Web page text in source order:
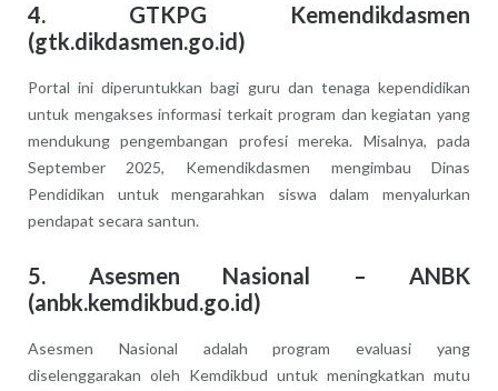
4. GTKPG Kemendikdasmen
(gtk.dikdasmen.go.id)
Portal ini diperuntukkan bagi guru dan tenaga kependidikan
untuk mengakses informasi terkait program dan kegiatan yang
mendukung pengembangan profesi mereka. Misalnya, pada
September 2025, Kemendikdasmen mengimbau Dinas
Pendidikan untuk mengarahkan siswa dalam menyalurkan
pendapat secara santun.
5. Asesmen Nasional – ANBK
(anbk.kemdikbud.go.id)
Asesmen Nasional adalah program evaluasi yang
diselenggarakan oleh Kemdikbud untuk meningkatkan mutu